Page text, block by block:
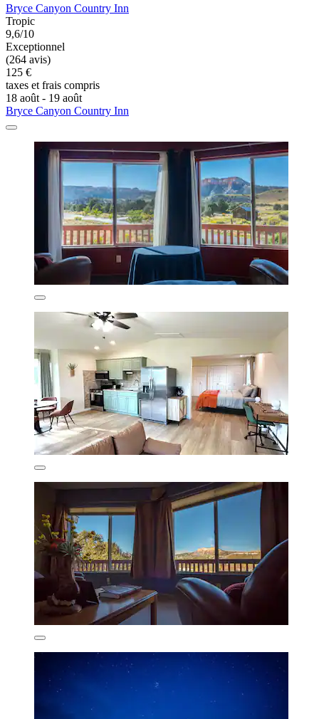
Bryce Canyon Country Inn
Tropic
9,6/10
Exceptionnel
(264 avis)
125 €
taxes et frais compris
18 août - 19 août
Bryce Canyon Country Inn